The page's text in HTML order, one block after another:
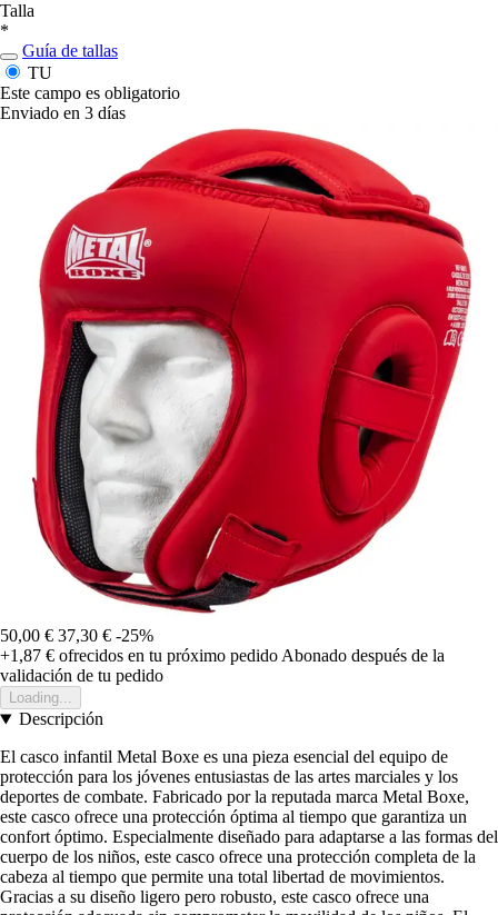
Talla
*
Guía de tallas
TU
Este campo es obligatorio
Enviado en 3 días
50,00 € 37,30 € -25%
+1,87 € ofrecidos en tu próximo pedido Abonado después de la
validación de tu pedido
Loading...
Descripción
El casco infantil Metal Boxe es una pieza esencial del equipo de
protección para los jóvenes entusiastas de las artes marciales y los
deportes de combate. Fabricado por la reputada marca Metal Boxe,
este casco ofrece una protección óptima al tiempo que garantiza un
confort óptimo. Especialmente diseñado para adaptarse a las formas del
cuerpo de los niños, este casco ofrece una protección completa de la
cabeza al tiempo que permite una total libertad de movimientos.
Gracias a su diseño ligero pero robusto, este casco ofrece una